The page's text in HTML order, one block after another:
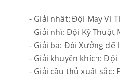
- Giải nhất: Đội May Vi
- Giải nhì: Đội Kỹ Thuật
- Giải ba: Đội Xưởng đế
- Giải khuyến khích: Đội
- Giải cầu thủ xuất sắc: